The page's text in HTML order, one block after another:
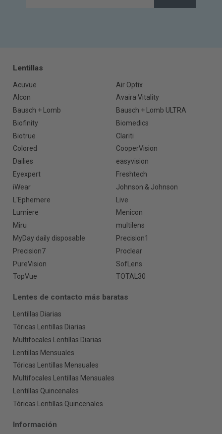
Lentillas
Acuvue
Air Optix
Alcon
Avaira Vitality
Bausch + Lomb
Bausch + Lomb ULTRA
Biofinity
Biomedics
Biotrue
Clariti
Colored
CooperVision
Dailies
easyvision
Eyexpert
Freshtech
iWear
Johnson & Johnson
L'Ephemere
Live
Lumiere
Menicon
Miru
multilens
MyDay daily disposable
Precision1
Precision7
Proclear
PureVision
SofLens
TopVue
TOTAL30
Lentes de contacto más baratas
Lentillas Diarias
Tóricas Lentillas Diarias
Multifocales Lentillas Diarias
Lentillas Mensuales
Tóricas Lentillas Mensuales
Multifocales Lentillas Mensuales
Lentillas Quincenales
Tóricas Lentillas Quincenales
Información